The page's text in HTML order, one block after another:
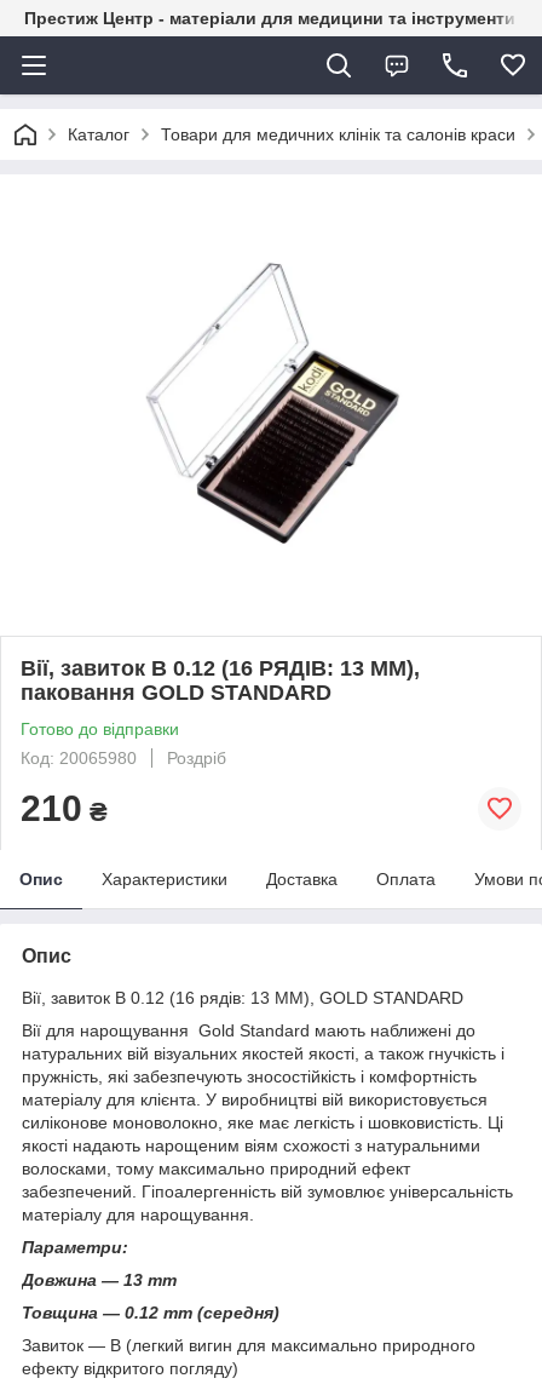
Престиж Центр - матеріали для медицини та інструменти
Каталог Товари для медичних клінік та салонів краси
Вії, завиток B 0.12 (16 РЯДІВ: 13 ММ),
паковання GOLD STANDARD
Готово до відправки
Код: 20065980
Роздріб
210 ₴
Опис Характеристики Доставка Оплата Умови
Опис
Вії, завиток B 0.12 (16 рядів: 13 ММ), GOLD STANDARD
Вії для нарощування Gold Standard мають наближені до
натуральних вій візуальних якостей якості, а також гнучкість і
пружність, які забезпечують зносостійкість і комфортність
матеріалу для клієнта. У виробництві вій використовується
силіконове моноволокно, яке має легкість і шовковистість. Ці
якості надають нарощеним віям схожості з натуральними
волосками, тому максимально природний ефект
забезпечений. Гіпоалергенність вій зумовлює універсальність
матеріалу для нарощування.
Параметри:
Довжина — 13 mm
Товщина — 0.12 mm (середня)
Завиток — В (легкий вигин для максимально природного
ефекту відкритого погляду)